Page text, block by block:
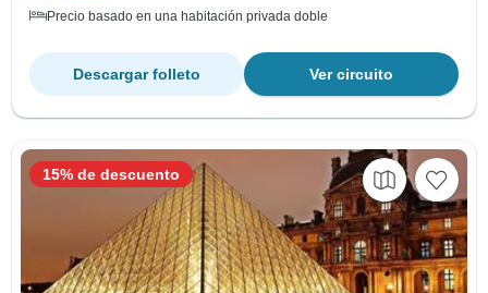
Precio basado en una habitación privada doble
Ver circuito
Descargar folleto
15% de descuento